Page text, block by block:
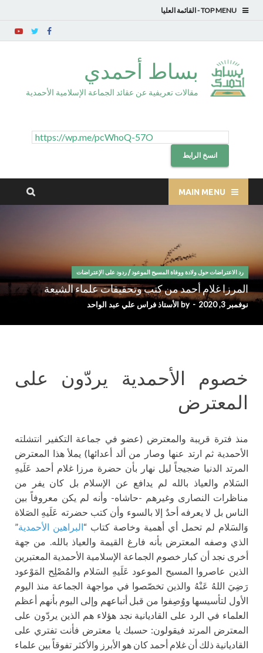
TOP MENU
بساط أحمدي
مقالات تعريفية عن عقائد الجماعة الإسلامية الأحمدية
انسخ الرابط
MAIN MENU
رد الاعتراضات حول ولادة ووفاة المسيح الموعود/ردود على الإعتراضات
المرزا غلام أحمد من كتب وتحقيقات علماء الشيعة
نوفمبر 3, 2020 -
by الأستاذ فراس علي عبد الواحد
خصوم الأحمدية يردّون على
المعترض
منذ فترة قريبة والمعترض (عضو في جماعة التكفير انتشلته
الأحمدية ثم ارتد عنها وصار من ألد أعدائها) يملأ هذا المعترض
المرتد الدنيا ضجيجاً ليل نهار بأن حضرة مرزا غلام أحمد عَلَيهِ
السَلام والعياذ بالله لم يدافع عن الإسلام بل كان يفر من
مناظرات النصارى وغيرهم -حاشاه- وأنه لم يكن معروفاً بين
الناس بل لا يعرفه أحدٌ إلا بالسوء وأن كتب حضرته عَلَيهِ الصَلاة
وَالسَلام لم تحمل أي أهمية وخاصة كتاب “البراهين الأحمدية”
الذي وصفه المعترض بأنه فارغ القيمة والعياذ بالله. من جهة
أخرى نجد أن كبار خصوم الجماعة الإسلامية الأحمدية المعتبرين
الذين عاصروا المسيح الموعود عَلَيهِ السَلام والمُصْلِح المَوْعود
رَضِيَ اللهُ عَنْهُ والذين تخصّصوا في مواجهة الجماعة منذ اليوم
الأول لتأسيسها ووُصِفوا من قبل أتباعهم وإلى اليوم بأنهم أعظم
العلماء في الرد على القاديانية نجد هؤلاء هم الذين يردّون على
المعترض المرتد فيقولون: حسبك يا معترض فأنت تفتري على
القاديانية ذلك أن غلام أحمد كان هو الأبرز والأكثر تفوقاً بين علماء